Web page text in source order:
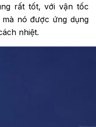
rất tốt, với vận tốc
nó được ứng dụng
nhiệt.